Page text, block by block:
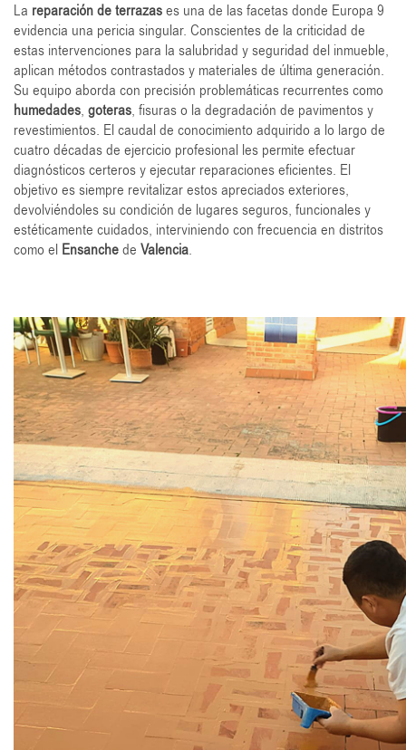
La reparación de terrazases una de las facetas donde Europa 9
evidencia una pericia singular. Conscientes de la criticidad de
estas intervenciones para la salubridad y seguridad del inmueble,
aplican métodos contrastados y materiales de última generación.
Su equipo aborda con precisión problemáticas recurrentes como
humedades, goteras, fisuras o la degradación de pavimentos y
revestimientos. El caudal de conocimiento adquirido a lo largo de
cuatro décadas de ejercicio profesional les permite efectuar
diagnósticos certeros y ejecutar reparaciones eficientes. El
objetivo es siempre revitalizar estos apreciados exteriores,
devolviéndoles su condición de lugares seguros, funcionales y
estéticamente cuidados, interviniendo con frecuencia en distritos
como el Ensanchede Valencia.